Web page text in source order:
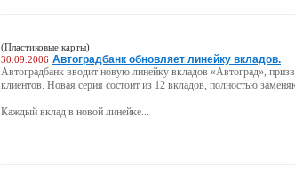
(Пластиковые карты)
30.09.2006 Автоградбанк обновляет линейку вкладов.
Автоградбанк вводит новую линейку вкладов «Автоград»,
клиентов. Новая серия состоит из 12 вкладов, полностью
Каждый вклад в новой линейке...